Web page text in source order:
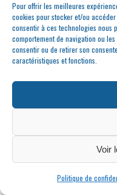
Pour offrir les meilleures
cookies pour stocker et/ou
consentir à ces technologies nous
comportement de navigation ou
consentir ou de retirer son
caractéristiques et fonctions.
Voir
Politique de